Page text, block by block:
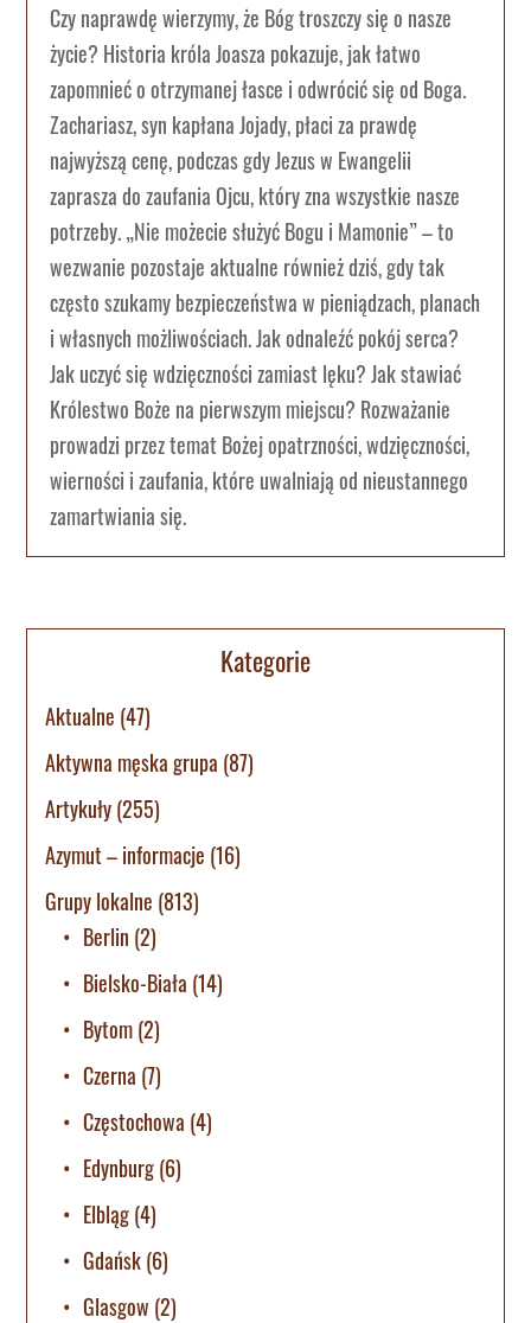
Czy naprawdę wierzymy, że Bóg troszczy się o nasze
życie? Historia króla Joasza pokazuje, jak łatwo
zapomnieć o otrzymanej łasce i odwrócić się od Boga.
Zachariasz, syn kapłana Jojady, płaci za prawdę
najwyższą cenę, podczas gdy Jezus w Ewangelii
zaprasza do zaufania Ojcu, który zna wszystkie nasze
potrzeby. „Nie możecie służyć Bogu i Mamonie” – to
wezwanie pozostaje aktualne również dziś, gdy tak
często szukamy bezpieczeństwa w pieniądzach, planach
i własnych możliwościach. Jak odnaleźć pokój serca?
Jak uczyć się wdzięczności zamiast lęku? Jak stawiać
Królestwo Boże na pierwszym miejscu? Rozważanie
prowadzi przez temat Bożej opatrzności, wdzięczności,
wierności i zaufania, które uwalniają od nieustannego
zamartwiania się.
Kategorie
Aktualne (47)
Aktywna męska grupa (87)
Artykuły(255)
Azymut – informacje (16)
Grupy lokalne (813)
Berlin (2)
Bielsko-Biała (14)
Bytom(2)
Czerna (7)
Częstochowa (4)
Edynburg(6)
Elbląg(4)
Gdańsk(6)
Glasgow (2)